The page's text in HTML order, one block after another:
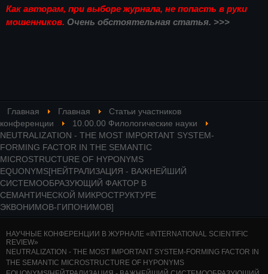
Как авторам, при выборе журнала, не попасть в руки
мошенников. Очень обстоятельная статья. >>>
Главная Главная
Статьи участников
конференции
10.00.00 Филологические науки
NEUTRALIZATION - THE MOST IMPORTANT SYSTEM-
FORMING FACTOR IN THE SEMANTIC
MICROSTRUCTURE OF HYPONYMS
EQUONYMS[НЕЙТРАЛИЗАЦИЯ - ВАЖНЕЙШИЙ
СИСТЕМООБРАЗУЮЩИЙ ФАКТОР В
СЕМАНТИЧЕСКОЙ МИКРОСТРУКТУРЕ
ЭКВОНИМОВ-ГИПОНИМОВ]
НАУЧНЫЕ КОНФЕРЕНЦИИ В ЖУРНАЛЕ «INTERNATIONAL SCIENTIFIC
REVIEW»
NEUTRALIZATION - THE MOST IMPORTANT SYSTEM-FORMING FACTOR IN
THE SEMANTIC MICROSTRUCTURE OF HYPONYMS